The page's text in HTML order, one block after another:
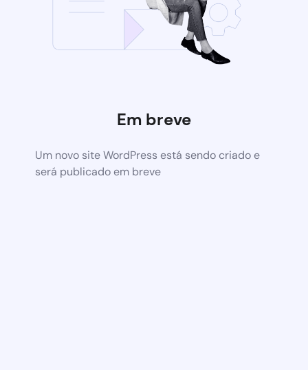
Em breve
Um novo site WordPress está sendo criado e
será publicado em breve